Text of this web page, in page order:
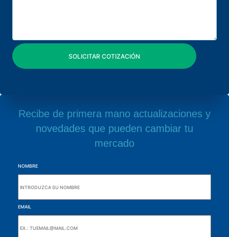
Recibe de primera mano actualizaciones y
novedades que pueden cambiar tu
mercado
NOMBRE
EMAIL